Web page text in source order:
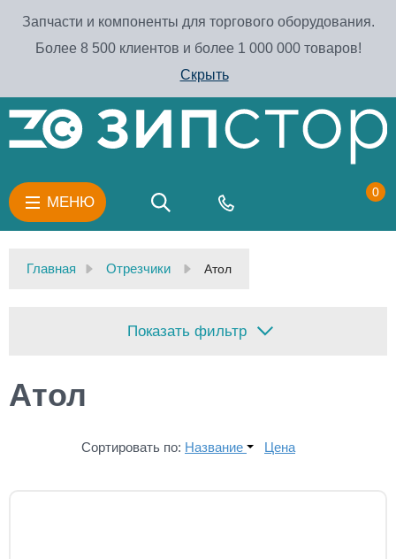
Запчасти и компоненты для торгового оборудования.
Более 8 500 клиентов и более 1 000 000 товаров!
Скрыть
МЕНЮ
0
Главная Отрезчики Атол
Показать фильтр
Атол
Сортировать по: Название Цена